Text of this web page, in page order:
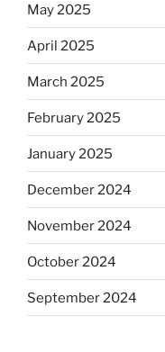
May 2025
April 2025
March 2025
February 2025
January 2025
December 2024
November 2024
October 2024
September 2024